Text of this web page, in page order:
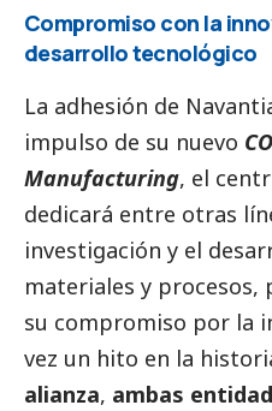
Compromiso con la
desarrollo tecnológico
La adhesión de
impulso de su nuevo
Manufacturing, el
dedicará entre otras
investigación y el
materiales y procesos,
su compromiso por la
vez un hito en la
alianza, ambas